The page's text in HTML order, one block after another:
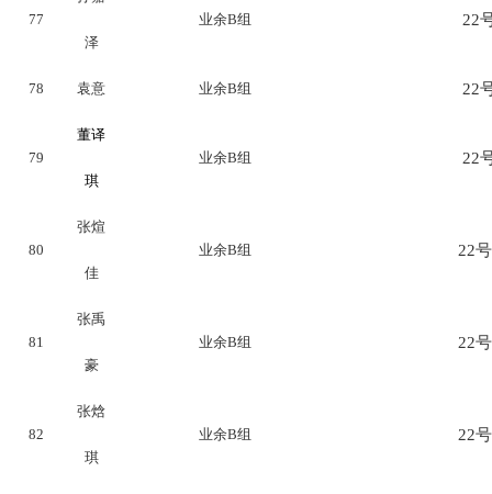
77
泽
业余B组 22
78 袁意 业余B组 22
79
董译
琪
业余B组 22
80
张煊
佳
业余B组 22
81
张禹
豪
业余B组 22
82
张焓
琪
业余B组 22